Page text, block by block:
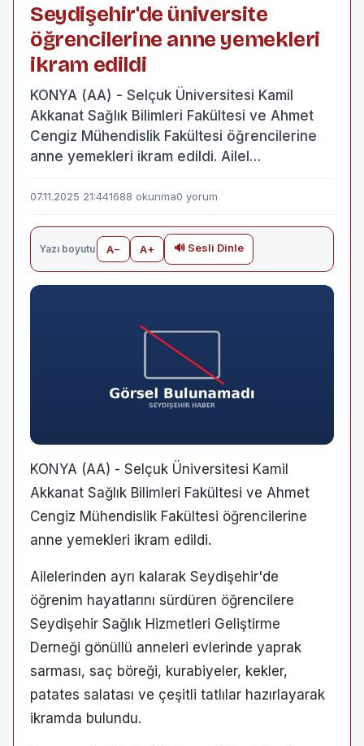
Seydişehir'de üniversite
öğrencilerine anne yemekleri
ikram edildi
KONYA (AA) - Selçuk Üniversitesi Kamil
Akkanat Sağlık Bilimleri Fakültesi ve Ahmet
Cengiz Mühendislik Fakültesi öğrencilerine
anne yemekleri ikram edildi. Ailel…
07.11.2025 21:441688 okunma0 yorum
Yazı boyutu A− A+ 🔊 Sesli Dinle
KONYA (AA) - Selçuk Üniversitesi Kamil
Akkanat Sağlık Bilimleri Fakültesi ve Ahmet
Cengiz Mühendislik Fakültesi öğrencilerine
anne yemekleri ikram edildi.
Ailelerinden ayrı kalarak Seydişehir'de
öğrenim hayatlarını sürdüren öğrencilere
Seydişehir Sağlık Hizmetleri Geliştirme
Derneği gönüllü anneleri evlerinde yaprak
sarması, saç böreği, kurabiyeler, kekler,
patates salatası ve çeşitli tatlılar hazırlayarak
ikramda bulundu.